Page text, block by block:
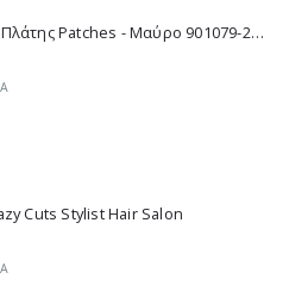
Polo Σακίδιο Πλάτης Patches - Μαύρο 901079-2000 2026
Cuts Stylist Hair Salon